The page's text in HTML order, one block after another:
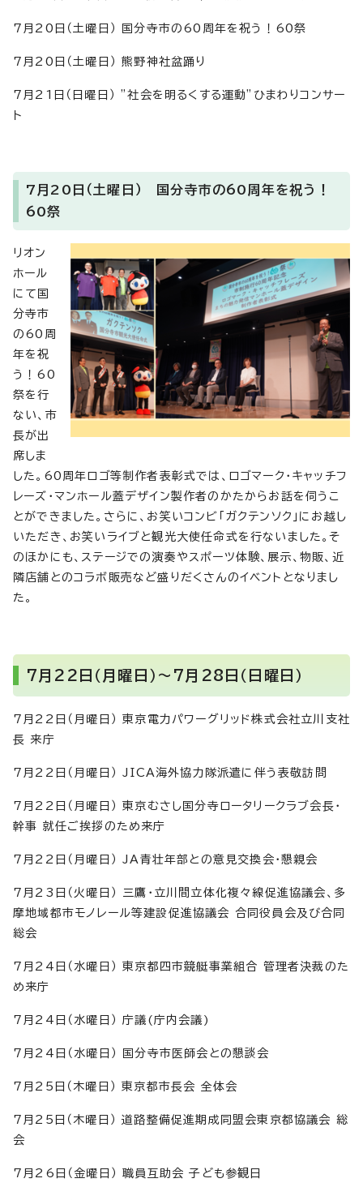
7月20日（土曜日） 国分寺市の60周年を祝う！60祭
7月20日（土曜日） 熊野神社盆踊り
7月21日（日曜日） ”社会を明るくする運動”ひまわりコンサー
ト
7月20日（土曜日） 国分寺市の60周年を祝う！
60祭
リオン
ホール
にて国
分寺市
の60周
年を祝
う！60
祭を行
ない、市
長が出
席しま
した。60周年ロゴ等制作者表彰式では、ロゴマーク・キャッチフ
レーズ・マンホール蓋デザイン製作者のかたからお話を伺うこ
とができました。さらに、お笑いコンビ「ガクテンソク」にお越し
いただき、お笑いライブと観光大使任命式を行ないました。そ
のほかにも、ステージでの演奏やスポーツ体験、展示、物販、近
隣店舗とのコラボ販売など盛りだくさんのイベントとなりまし
た。
7月22日（月曜日）～7月28日（日曜日）
7月22日（月曜日） 東京電力パワーグリッド株式会社立川支社
長 来庁
7月22日（月曜日） JICA海外協力隊派遣に伴う表敬訪問
7月22日（月曜日） 東京むさし国分寺ロータリークラブ会長・
幹事 就任ご挨拶のため来庁
7月22日（月曜日） JA青壮年部との意見交換会・懇親会
7月23日（火曜日） 三鷹・立川間立体化複々線促進協議会、多
摩地域都市モノレール等建設促進協議会 合同役員会及び合同
総会
7月24日（水曜日） 東京都四市競艇事業組合 管理者決裁のた
め来庁
7月24日（水曜日） 庁議(庁内会議)
7月24日（水曜日） 国分寺市医師会との懇談会
7月25日（木曜日） 東京都市長会 全体会
7月25日（木曜日） 道路整備促進期成同盟会東京都協議会 総
会
7月26日（金曜日） 職員互助会 子ども参観日